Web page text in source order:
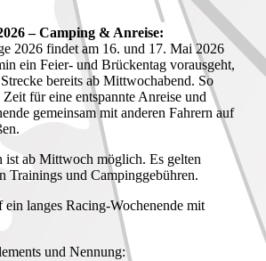
– Camping & Anreise:
2026 findet am 16. und 17. Mai 2026
ein Feier- und Brückentag vorausgeht,
bereits ab Mittwochabend. So
für eine entspannte Anreise und
gemeinsam mit anderen Fahrern auf
ist ab Mittwoch möglich. Es gelten
Trainings und Campinggebühren.
ein langes Racing-Wochenende mit
und Nennung: